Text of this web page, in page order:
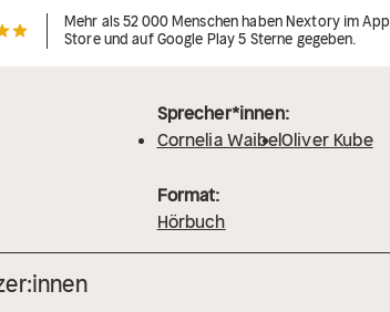
Mehr als 52 000 Menschen haben Nextory im App
Store und auf Google Play 5 Sterne gegeben.
Sprecher*innen:
Cornelia WaibelOliver Kube
Format:
Hörbuch